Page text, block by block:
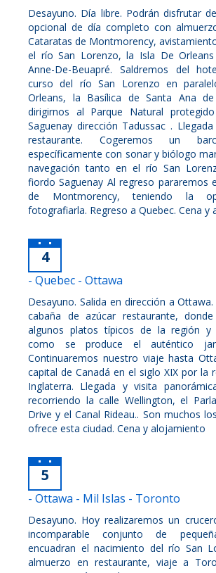
Desayuno. Día libre. Podrán disfrutar
opcional de día completo con
Cataratas de Montmorency,
el río San Lorenzo, la Isla De
Anne-De-Beuapré. Saldremos del
curso del río San Lorenzo en
Orleans, la Basílica de Santa Ana
dirigirnos al Parque Natural
Saguenay dirección Tadussac .
restaurante. Cogeremos un
específicamente con sonar y biólogo
navegación tanto en el río San
fiordo Saguenay Al regreso pararemos
de Montmorency, teniendo la
fotografiarla. Regreso a Quebec. Cena y
4
- Quebec - Ottawa
Desayuno. Salida en dirección a
cabaña de azúcar restaurante, donde
algunos platos típicos de la región y
como se produce el auténtico
Continuaremos nuestro viaje hasta
capital de Canadá en el siglo XIX por la
Inglaterra. Llegada y visita
recorriendo la calle Wellington, el
Drive y el Canal Rideau.. Son muchos
ofrece esta ciudad. Cena y alojamiento
5
- Ottawa - Mil Islas - Toronto
Desayuno. Hoy realizaremos un
incomparable conjunto de
encuadran el nacimiento del río San
almuerzo en restaurante, viaje a